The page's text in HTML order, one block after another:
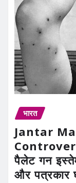
भारत
Jantar
पैलेट गन
और पत्रकार